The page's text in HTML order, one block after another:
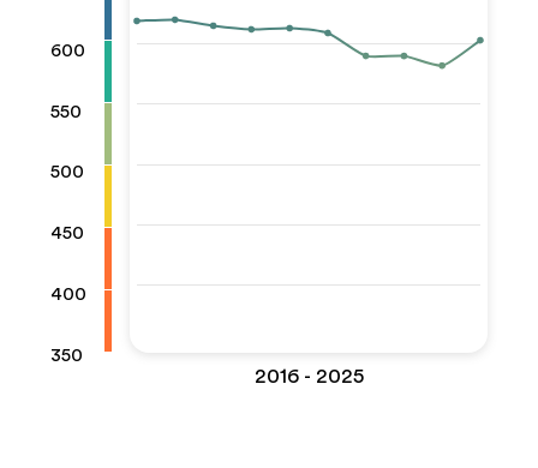
600
550
500
450
400
350
2016 - 2025